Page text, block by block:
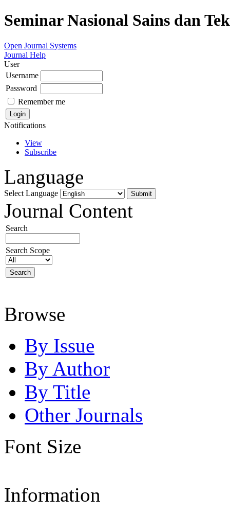
Seminar Nasional Sains dan
Open Journal Systems
Journal Help
User
Username
Password
Remember me
Notifications
View
Subscribe
Language
Select Language
Journal Content
Search
Search Scope
Browse
By Issue
By Author
By Title
Other Journals
Font Size
Information